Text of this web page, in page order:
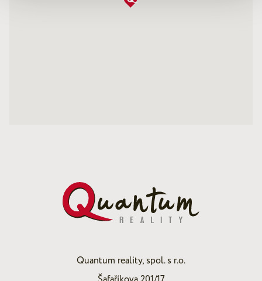
Quantum reality, spol. s r.o.